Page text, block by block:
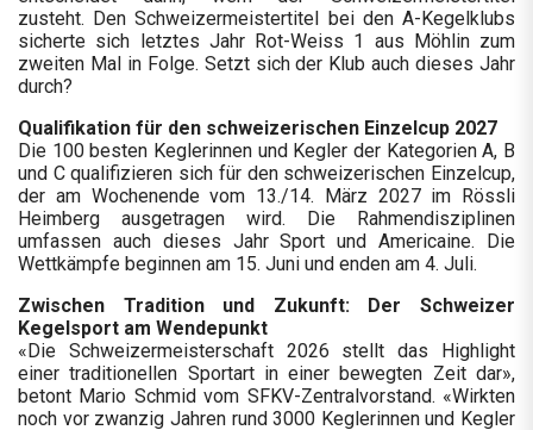
zusteht. Den Schweizermeistertitel bei den A-Kegelklubs
sicherte sich letztes Jahr Rot-Weiss 1 aus Möhlin zum
zweiten Mal in Folge. Setzt sich der Klub auch dieses Jahr
durch?
Qualifikation für den schweizerischen Einzelcup 2027
Die 100 besten Keglerinnen und Kegler der Kategorien A, B
und C qualifizieren sich für den schweizerischen Einzelcup,
der am Wochenende vom 13./14. März 2027 im Rössli
Heimberg ausgetragen wird. Die Rahmendisziplinen
umfassen auch dieses Jahr Sport und Americaine. Die
Wettkämpfe beginnen am 15. Juni und enden am 4. Juli.
Zwischen Tradition und Zukunft: Der Schweizer
Kegelsport am Wendepunkt
«Die Schweizermeisterschaft 2026 stellt das Highlight
einer traditionellen Sportart in einer bewegten Zeit dar»,
betont Mario Schmid vom SFKV-Zentralvorstand. «Wirkten
noch vor zwanzig Jahren rund 3000 Keglerinnen und Kegler